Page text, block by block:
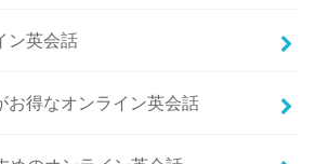
ン英会話
お得なオンライン英会話